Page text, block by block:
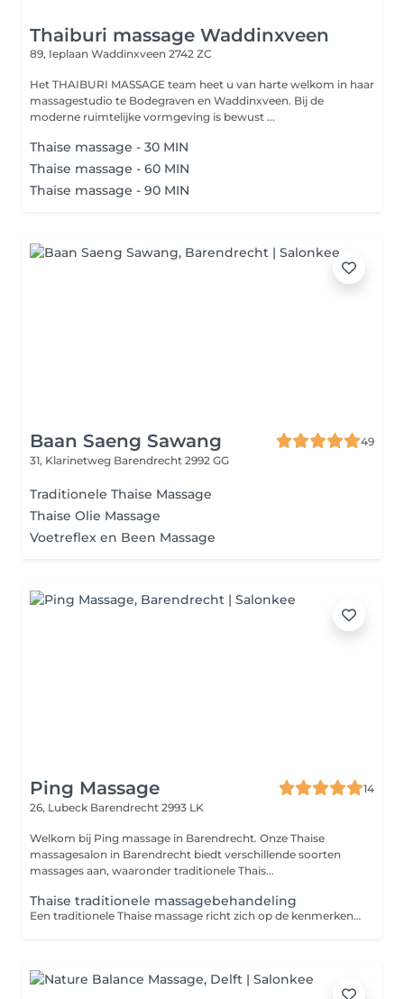
Thaiburi massage Waddinxveen
89, Ieplaan Waddinxveen 2742 ZC
Het THAIBURI MASSAGE team heet u van harte welkom in haar
massagestudio te Bodegraven en Waddinxveen. Bij de
moderne ruimtelijke vormgeving is bewust ...
Thaise massage - 30 MIN
Thaise massage - 60 MIN
Thaise massage - 90 MIN
Baan Saeng Sawang
49
31, Klarinetweg Barendrecht 2992 GG
Traditionele Thaise Massage
Thaise Olie Massage
Voetreflex en Been Massage
Ping Massage
14
26, Lubeck Barendrecht 2993 LK
Welkom bij Ping massage in Barendrecht. Onze Thaise
massagesalon in Barendrecht biedt verschillende soorten
massages aan, waaronder traditionele Thais...
Thaise traditionele massagebehandeling
Een traditionele Thaise massage richt zich op de kenmerken van rollen, knijpen, buigen, trekken, persen en gebruik maken van warmte, die algemeen bekend staat als traditionele Thaise massage. Deze massage is niet alleen geschikt om de pijn te behandelen maar is ook goed voor de algehele gezondheid van het lichaam. De massage heeft rechtstreeks invloed op lichaam en geest door gebruik te maken van artistieke aanraking. Bij de traditionele Thaise massage wordt geen gebruik gemaakt van massageolie en wordt daarom over het algemeen ervaren als een wat hardere massage.